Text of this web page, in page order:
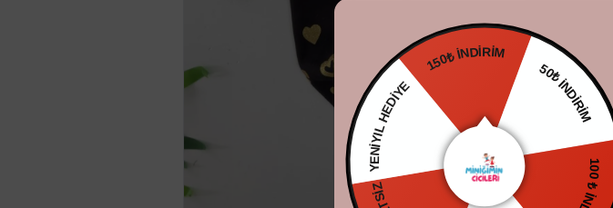
150₺ İNDİRİM
50₺ İNDİRİM
YENİYIL HEDİYE